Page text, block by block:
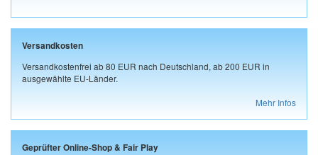
Versandkosten
Versandkostenfrei ab 80 EUR nach Deutschland, ab 200 EUR in
ausgewählte EU-Länder.
Mehr Infos
Geprüfter Online-Shop & Fair Play